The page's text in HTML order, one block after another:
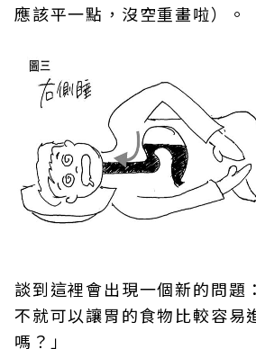
應該平一點，沒空重畫啦）。
談到這裡會出現一個新的問題
不就可以讓胃的食物比較容易
嗎？」